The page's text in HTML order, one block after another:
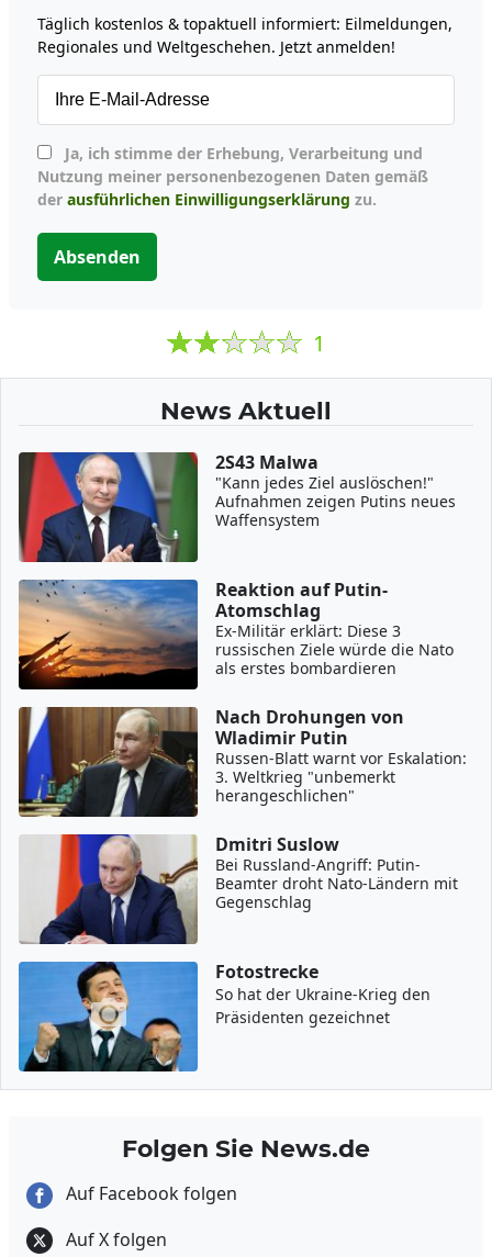
Täglich kostenlos & topaktuell informiert: Eilmeldungen,
Regionales und Weltgeschehen. Jetzt anmelden!
Nutzung meiner personenbezogenen Daten gemäß
der ausführlichen Einwilligungserklärung zu.
Absenden
1
News Aktuell
2S43 Malwa
"Kann jedes Ziel auslöschen!"
Aufnahmen zeigen Putins neues
Waffensystem
Reaktion auf Putin-
Atomschlag
Ex-Militär erklärt: Diese 3
russischen Ziele würde die Nato
als erstes bombardieren
Nach Drohungen von
Wladimir Putin
Russen-Blatt warnt vor Eskalation:
3. Weltkrieg "unbemerkt
herangeschlichen"
Dmitri Suslow
Bei Russland-Angriff: Putin-
Beamter droht Nato-Ländern mit
Gegenschlag
Fotostrecke
So hat der Ukraine-Krieg den
Präsidenten gezeichnet
Folgen Sie News.de
Auf Facebook folgen
Auf X folgen